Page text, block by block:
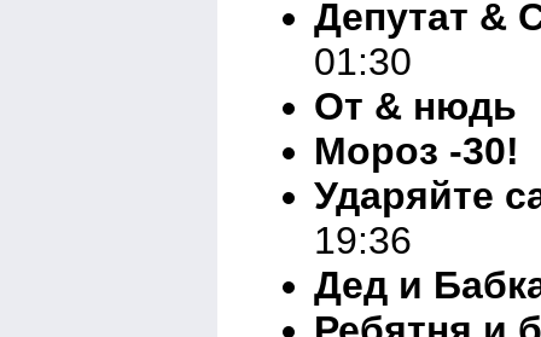
Депутат &
01:30
От & нюдь
Мороз -30!
Ударяйте
19:36
Дед и